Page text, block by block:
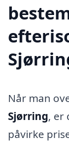
Når man
Sjørring, er
påvirke